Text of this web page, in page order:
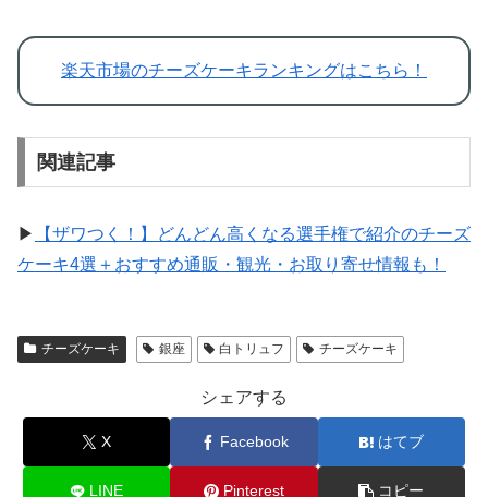
楽天市場のチーズケーキランキングはこちら！
関連記事
▶
【ザワつく！】どんどん高くなる選手権で紹介のチーズ
ケーキ4選＋おすすめ通販・観光・お取り寄せ情報も！
チーズケーキ 銀座 白トリュフ チーズケーキ
シェアする
X Facebook はてブ
LINE Pinterest コピー